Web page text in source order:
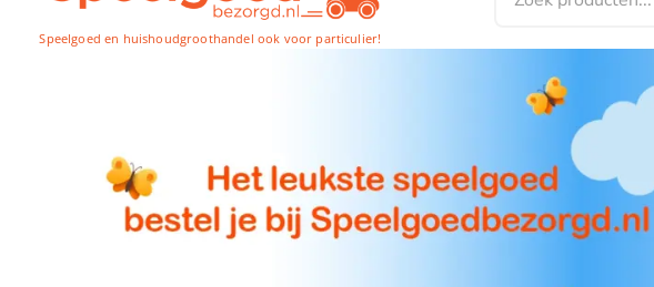
Speelgoed en huishoudgroothandel ook voor particulier!